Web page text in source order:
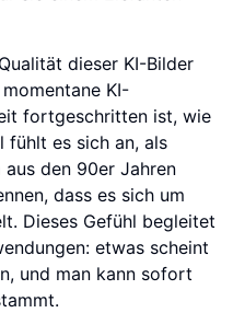
dieser KI-Bilder
KI-
fortgeschritten ist, wie
es sich an, als
den 90er Jahren
dass es sich um
Dieses Gefühl begleitet
etwas scheint
und man kann sofort